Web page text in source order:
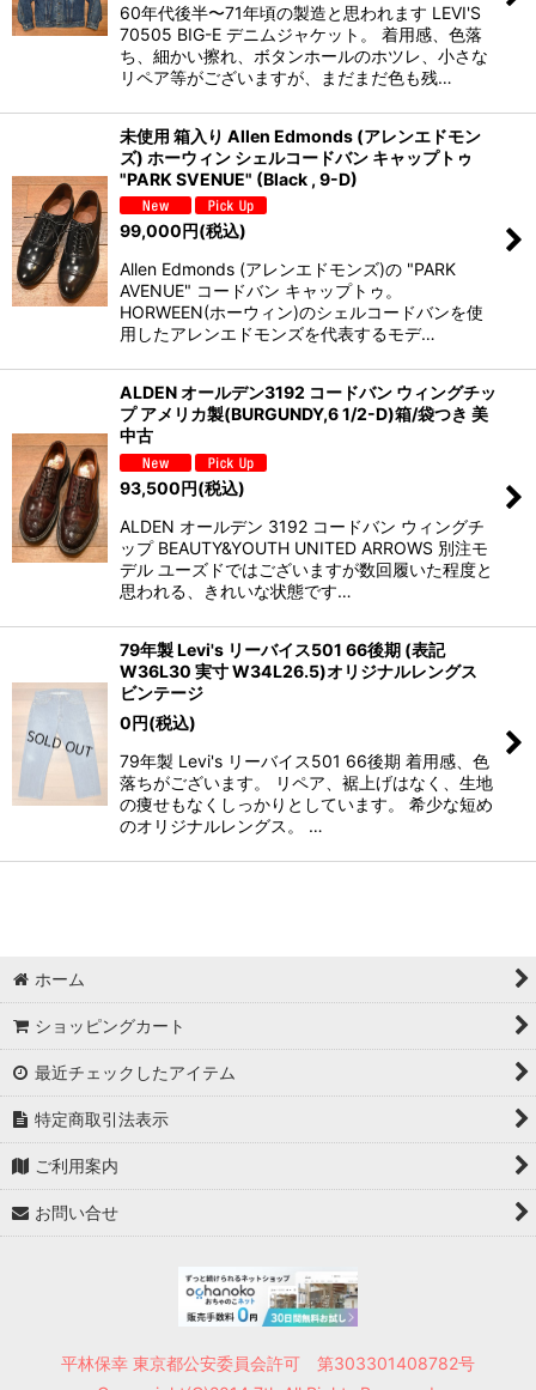
60年代後半〜71年頃の製造と思われます LEVI'S
70505 BIG-E デニムジャケット。 着用感、色落
ち、細かい擦れ、ボタンホールのホツレ、小さな
リペア等がございますが、まだまだ色も残…
未使用 箱入り Allen Edmonds (アレンエドモン
ズ) ホーウィン シェルコードバン キャップトゥ
"PARK SVENUE" (Black , 9-D)
99,000円(税込)
Allen Edmonds (アレンエドモンズ)の "PARK
AVENUE" コードバン キャップトゥ。
HORWEEN(ホーウィン)のシェルコードバンを使
用したアレンエドモンズを代表するモデ…
ALDEN オールデン3192 コードバン ウィングチッ
プ アメリカ製(BURGUNDY,6 1/2-D)箱/袋つき 美
中古
93,500円(税込)
ALDEN オールデン 3192 コードバン ウィングチ
ップ BEAUTY&YOUTH UNITED ARROWS 別注モ
デル ユーズドではございますが数回履いた程度と
思われる、きれいな状態です…
79年製 Levi's リーバイス501 66後期 (表記
W36L30 実寸 W34L26.5)オリジナルレングス
ビンテージ
0円(税込)
79年製 Levi's リーバイス501 66後期 着用感、色
落ちがございます。 リペア、裾上げはなく、生地
の痩せもなくしっかりとしています。 希少な短め
のオリジナルレングス。 …
ホーム
ショッピングカート
最近チェックしたアイテム
特定商取引法表示
ご利用案内
お問い合せ
平林保幸 東京都公安委員会許可 第303301408782号